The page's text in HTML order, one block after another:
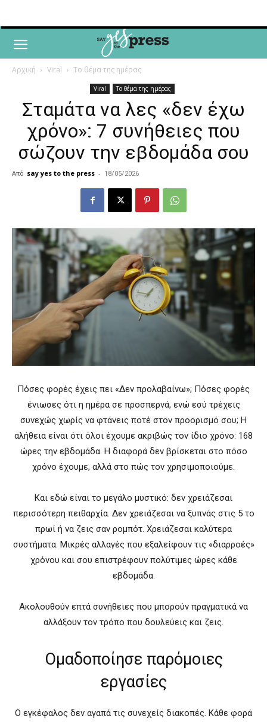
Αρχική Viral Το θέμα της ημέρας
Viral Το θέμα της ημέρας
Σταμάτα να λες «δεν έχω
χρόνο»: 7 συνήθειες που
σώζουν την εβδομάδα σου
Από say yes to the press - 18/05/2026
Πόσες φορές έχεις πει «Δεν προλαβαίνω»; Πόσες φορές
ένιωσες ότι η ημέρα σε προσπερνά, ενώ εσύ τρέχεις
συνεχώς χωρίς να φτάνεις ποτέ στον προορισμό σου; Η
αλήθεια είναι ότι όλοι έχουμε ακριβώς τον ίδιο χρόνο: 168
ώρες την εβδομάδα. Η διαφορά δεν βρίσκεται στο πόσο
χρόνο έχουμε, αλλά στο πώς τον χρησιμοποιούμε.
Και εδώ είναι το μεγάλο μυστικό: δεν χρειάζεσαι
περισσότερη πειθαρχία. Δεν χρειάζεσαι να ξυπνάς στις 5 το
πρωί ή να ζεις σαν ρομπότ. Χρειάζεσαι καλύτερα
συστήματα. Μικρές αλλαγές που εξαλείφουν τις «διαρροές»
χρόνου και σου επιστρέφουν πολύτιμες ώρες κάθε
εβδομάδα.
Ακολουθούν επτά συνήθειες που μπορούν πραγματικά να
αλλάξουν τον τρόπο που δουλεύεις και ζεις.
Ομαδοποίησε παρόμοιες
εργασίες
Ο εγκέφαλος δεν αγαπά τις συνεχείς διακοπές. Κάθε φορά